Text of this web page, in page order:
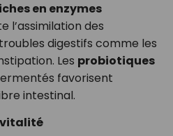
en enzymes
l’assimilation des
digestifs comme les
Les probiotiques
favorisent
intestinal.
vitalité